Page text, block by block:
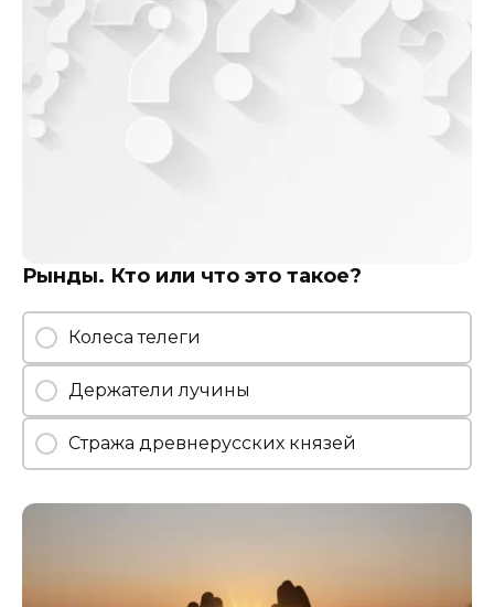
Рынды. Кто или что это такое?
Колеса телеги
Держатели лучины
Стража древнерусских князей